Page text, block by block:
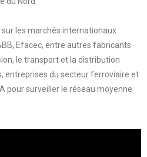
les marchés internationaux :
Efacec, entre autres fabricants
le transport et la distribution
entreprises du secteur ferroviaire et
pour surveiller le réseau moyenne